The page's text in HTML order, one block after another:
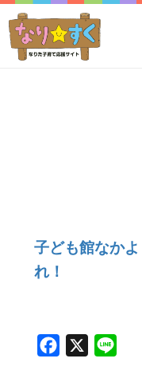
子ども館なか
れ！
Facebook